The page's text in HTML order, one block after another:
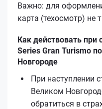
Важно: для
карта (техосмотр) не
Как действовать при
Series Gran Turismo
Новгороде
При наступлении
Великом
обратиться в